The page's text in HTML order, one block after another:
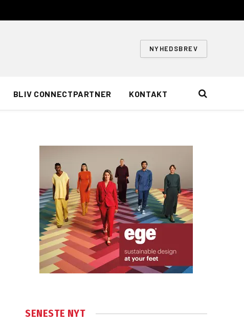
NYHEDSBREV
BLIV CONNECTPARTNER KONTAKT
SENESTE NYT